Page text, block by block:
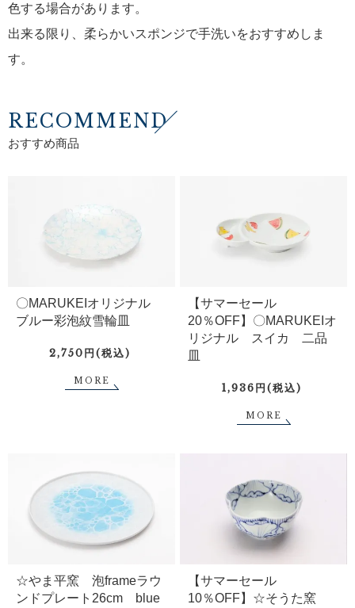
色する場合があります。
出来る限り、柔らかいスポンジで手洗いをおすすめしま
す。
RECOMMEND
おすすめ商品
〇MARUKEIオリジナル
ブルー彩泡紋雪輪皿
2,750円(税込)
MORE
【サマーセール
20％OFF】〇MARUKEIオ
リジナル スイカ 二品
皿
1,936円(税込)
MORE
☆やま平窯 泡frameラウ
ンドプレート26cm blue
【サマーセール
10％OFF】☆そうた窯